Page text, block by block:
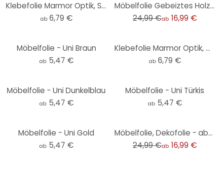
Klebefolie Marmor Optik, Schwarz-Weiß - Möbelfolie, Küchenrückwand, Badfolie, Fliesenaufkleber
ab 6,79 €
Möbelfolie Gebeiztes Holz Natur
24,99 €ab 16,99 €
Möbelfolie - Uni Braun
ab 5,47 €
Klebefolie Marmor Optik, weiß-grau - Möbelfolie, Küchenrückwand, Badfolie, Fliesenaufkleber
ab 6,79 €
Möbelfolie - Uni Dunkelblau
ab 5,47 €
Möbelfolie - Uni Türkis
ab 5,47 €
Möbelfolie - Uni Gold
ab 5,47 €
Möbelfolie, Dekofolie - abwischbar - Retro
24,99 €ab 16,99 €